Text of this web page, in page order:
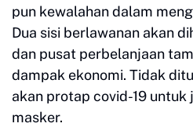
pun kewalahan dalam
Dua sisi berlawanan akan
dan pusat perbelanjaan
dampak ekonomi. Tidak
akan protap covid-19 untuk
masker.